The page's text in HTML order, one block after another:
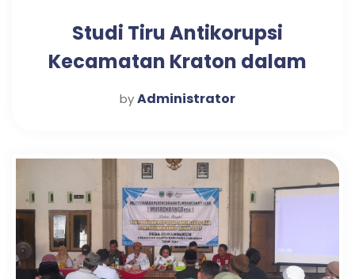
Studi Tiru Antikorupsi
Kecamatan Kraton dalam
Mewujudkan Pelayanan
byAdministrator